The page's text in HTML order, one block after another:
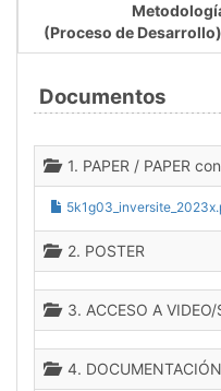
(Proceso de
Documentos
1. PAPER / PAPER
2. POSTER
3. ACCESO A VIDEO/
4.